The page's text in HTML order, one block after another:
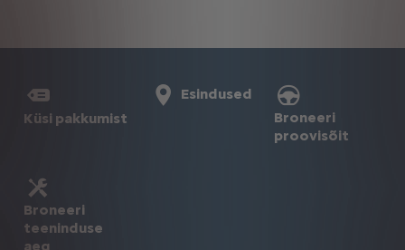
Küsi pakkumist
Esindused
Broneeri
proovisõit
Broneeri
teeninduse
aeg